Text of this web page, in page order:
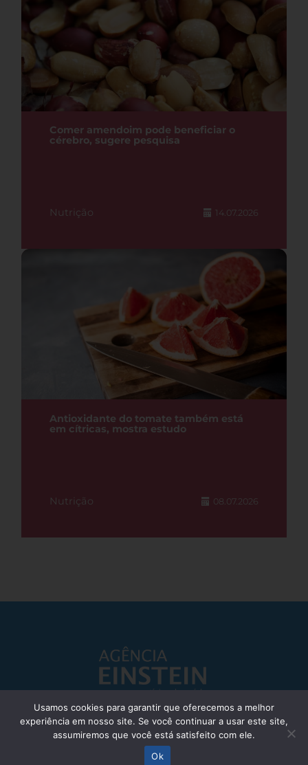
Comer amendoim pode beneficiar o
cérebro, sugere pesquisa
Nutrição 14.07.2026
Antioxidante do tomate também está
em cítricas, mostra estudo
Nutrição 08.07.2026
Responsável Técnico: Dr. Eliezer Silva - CRM: 85148-SP
© Einstein Hospital Israelita 2025 - Todos os direitos reservados
Usamos cookies para garantir que oferecemos a melhor
experiência em nosso site. Se você continuar a usar este site,
assumiremos que você está satisfeito com ele.
Ok